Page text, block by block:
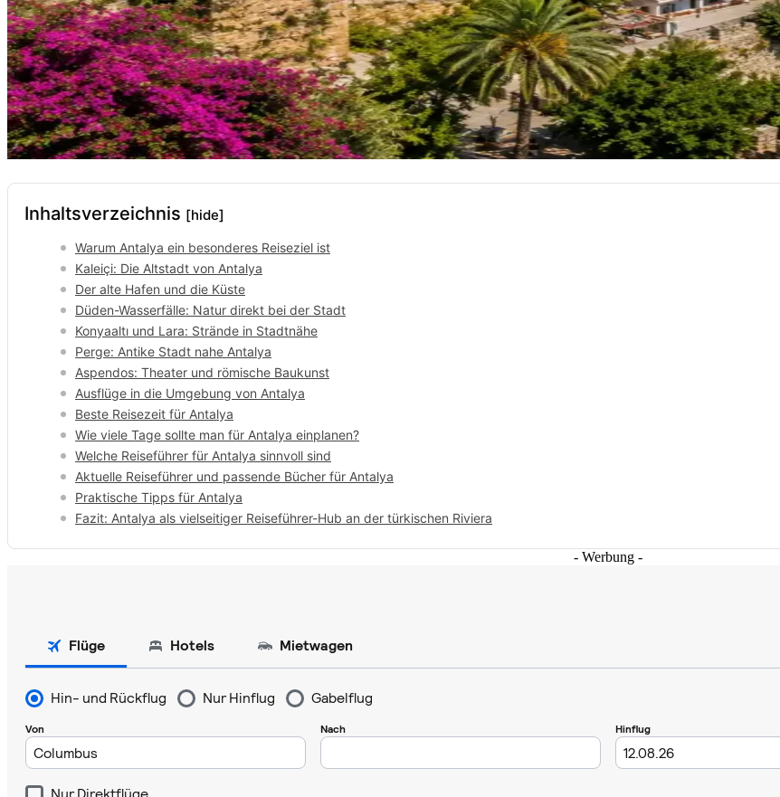
Inhaltsverzeichnis [hide]
Warum Antalya ein besonderes Reiseziel ist
Kaleiçi: Die Altstadt von Antalya
Der alte Hafen und die Küste
Düden-Wasserfälle: Natur direkt bei der Stadt
Konyaaltı und Lara: Strände in Stadtnähe
Perge: Antike Stadt nahe Antalya
Aspendos: Theater und römische Baukunst
Ausflüge in die Umgebung von Antalya
Beste Reisezeit für Antalya
Wie viele Tage sollte man für Antalya einplanen?
Welche Reiseführer für Antalya sinnvoll sind
Aktuelle Reiseführer und passende Bücher für Antalya
Praktische Tipps für Antalya
Fazit: Antalya als vielseitiger Reiseführer-Hub an der türkischen Riviera
- Werbung -